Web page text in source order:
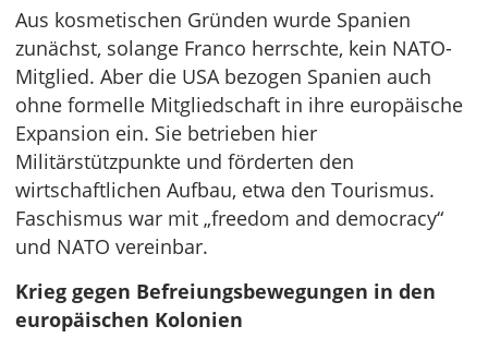
Aus kosmetischen Gründen wurde Spanien
zunächst, solange Franco herrschte, kein NATO-
Mitglied. Aber die USA bezogen Spanien auch
ohne formelle Mitgliedschaft in ihre europäische
Expansion ein. Sie betrieben hier
Militärstützpunkte und förderten den
wirtschaftlichen Aufbau, etwa den Tourismus.
Faschismus war mit „freedom and democracy“
und NATO vereinbar.
Krieg gegen Befreiungsbewegungen in den
europäischen Kolonien